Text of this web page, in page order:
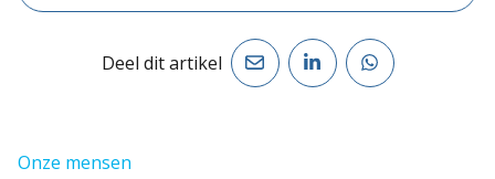
Deel dit artikel
Onze mensen